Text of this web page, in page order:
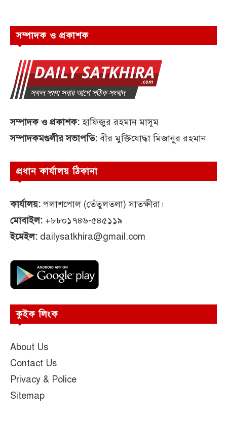
সম্পাদক ও প্রকাশক
সম্পাদক ও প্রকাশক:হাফিজুর রহমান মাসুম
সম্পাদকমণ্ডলীর সভাপতি:বীর মুক্তিযোদ্ধা মিজানুর রহমান
প্রধান কার্যালয় ঠিকানা
কার্যালয়: পলাশপোল (তেঁতুলতলা) সাতক্ষীরা।
মোবাইল: +৮৮০১৭৪৬-৫৪৫১১৯
ইমেইল: dailysatkhira@gmail.com
কুইক লিংক
About Us
Contact Us
Privacy & Police
Sitemap